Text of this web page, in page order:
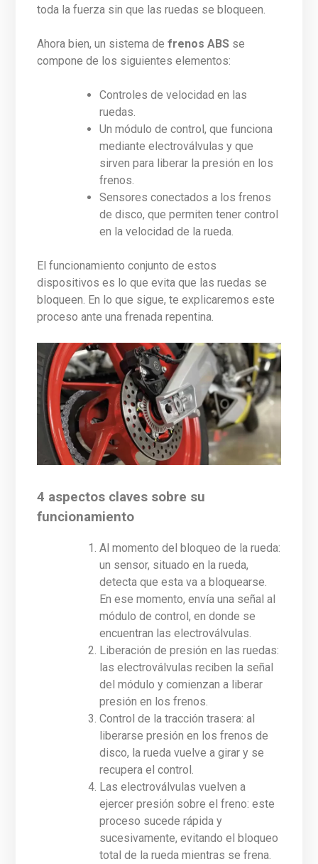
toda la fuerza sin que las ruedas se bloqueen.
Ahora bien, un sistema defrenos ABS se
compone de los siguientes elementos:
Controles de velocidad en las
ruedas.
Un módulo de control, que funciona
mediante electroválvulas y que
sirven para liberar la presión en los
frenos.
Sensores conectados a los frenos
de disco, que permiten tener control
en la velocidad de la rueda.
El funcionamiento conjunto de estos
dispositivos es lo que evita que las ruedas se
bloqueen. En lo que sigue, te explicaremos este
proceso ante una frenada repentina.
4 aspectos claves sobre su
funcionamiento
Al momento del bloqueo de la rueda:
un sensor, situado en la rueda,
detecta que esta va a bloquearse.
En ese momento, envía una señal al
módulo de control, en donde se
encuentran las electroválvulas.
Liberación de presión en las ruedas:
las electroválvulas reciben la señal
del módulo y comienzan a liberar
presión en los frenos.
Control de la tracción trasera: al
liberarse presión en los frenos de
disco, la rueda vuelve a girar y se
recupera el control.
Las electroválvulas vuelven a
ejercer presión sobre el freno: este
proceso sucede rápida y
sucesivamente, evitando el bloqueo
total de la rueda mientras se frena.